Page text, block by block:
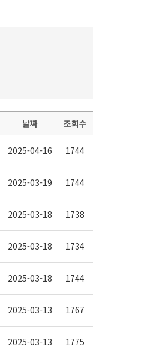
날짜 조회수
2025-04-16 1744
2025-03-19 1744
2025-03-18 1738
2025-03-18 1734
2025-03-18 1744
2025-03-13 1767
2025-03-13 1775